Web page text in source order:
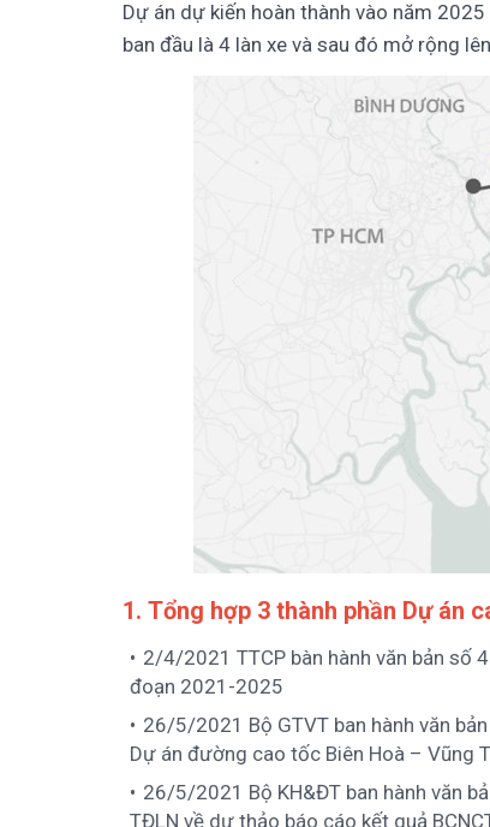
Dự án dự kiến hoàn thành vào năm
ban đầu là 4 làn xe và sau đó mở rộng
1. Tổng hợp 3 thành phần Dự án
2/4/2021 TTCP bàn hành văn bản số
đoạn 2021-2025
26/5/2021 Bộ GTVT ban hành văn
Dự án đường cao tốc Biên Hoà – Vũng
26/5/2021 Bộ KH&ĐT ban hành văn
TĐLN về dự thảo báo cáo kết quả